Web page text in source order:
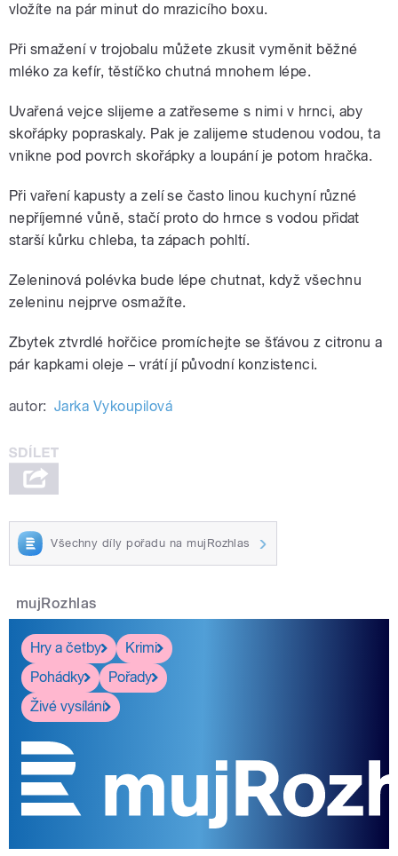
vložíte na pár minut do mrazicího boxu.
Při smažení v trojobalu můžete zkusit vyměnit běžné
mléko za kefír, těstíčko chutná mnohem lépe.
Uvařená vejce slijeme a zatřeseme s nimi v hrnci, aby
skořápky popraskaly. Pak je zalijeme studenou vodou, ta
vnikne pod povrch skořápky a loupání je potom hračka.
Při vaření kapusty a zelí se často linou kuchyní různé
nepříjemné vůně, stačí proto do hrnce s vodou přidat
starší kůrku chleba, ta zápach pohltí.
Zeleninová polévka bude lépe chutnat, když všechnu
zeleninu nejprve osmažíte.
Zbytek ztvrdlé hořčice promíchejte se šťávou z citronu a
pár kapkami oleje – vrátí jí původní konzistenci.
autor: Jarka Vykoupilová
Všechny díly pořadu na mujRozhlas
mujRozhlas
Hry a četby
Krimi
Pohádky
Pořady
Živé vysílání